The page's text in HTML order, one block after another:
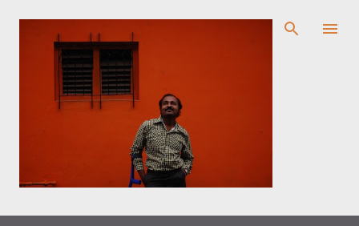
முதன்மை உள்ளடக்கத்திற்குச் செல்